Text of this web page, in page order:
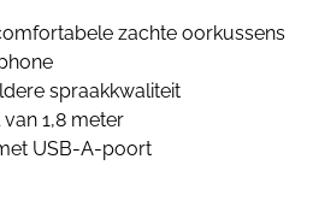
zachte oorkussens
spraakkwaliteit
1,8 meter
USB-A-poort